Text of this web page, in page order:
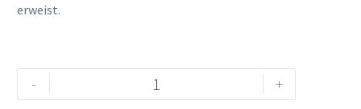
erweist.
-
Vincent
Bach
+
Alternative: